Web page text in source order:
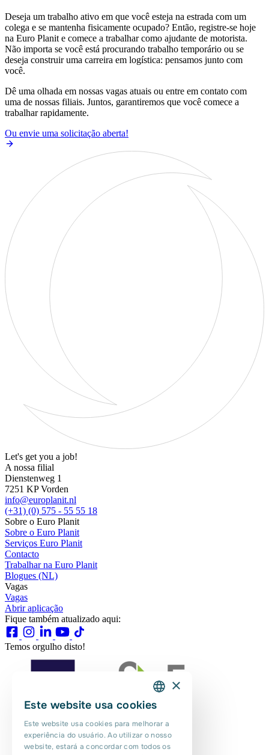
Deseja um trabalho ativo em que você esteja na estrada com um
colega e se mantenha fisicamente ocupado? Então, registre-se hoje
na Euro Planit e comece a trabalhar como ajudante de motorista.
Não importa se você está procurando trabalho temporário ou se
deseja construir uma carreira em logística: pensamos junto com
você.
Dê uma olhada em nossas vagas atuais ou entre em contato com
uma de nossas filiais. Juntos, garantiremos que você comece a
trabalhar rapidamente.
Ou envie uma solicitação aberta!
Let's get you a job!
A nossa filial
Dienstenweg 1
7251 KP Vorden
info@europlanit.nl
(+31) (0) 575 - 55 55 18
Sobre o Euro Planit
Sobre o Euro Planit
Serviços Euro Planit
Contacto
Trabalhar na Euro Planit
Blogues (NL)
Vagas
Vagas
Abrir aplicação
Fique também atualizado aqui:
Temos orgulho disto!
DUTCH
PORTUGUESE
×
Este website usa cookies
Este website usa cookies para melhorar a
experiência do usuário. Ao utilizar o nosso
website, estará a concordar com todos os